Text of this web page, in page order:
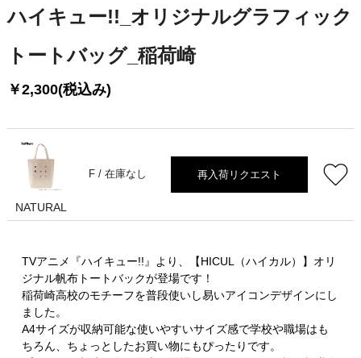
ハイキュー!!_オリジナルグラフィック
トートバッグ_稲荷崎
￥2,300(税込み)
NATURAL
F /在庫なし 再入荷リクエスト
TVアニメ『ハイキュー!!』より、【HICUL（ハイカル）】オリ
ジナル帆布トートバックが登場です！
稲荷崎高校のモチーフを普段使いし易いアイコンデザインにし
ました。
A4サイズが収納可能な使いやすいサイズ感で学校や職場はも
ちろん、ちょっとしたお買い物にもぴったりです。